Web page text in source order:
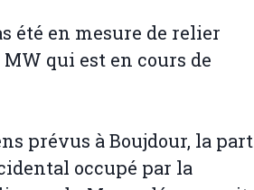
été en mesure de relier
qui est en cours de
prévus à Boujdour, la part
occupé par la